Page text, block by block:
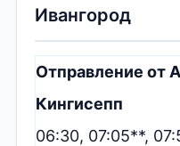
Ивангород
Отправление от
Кингисепп
06:30, 07:05**,